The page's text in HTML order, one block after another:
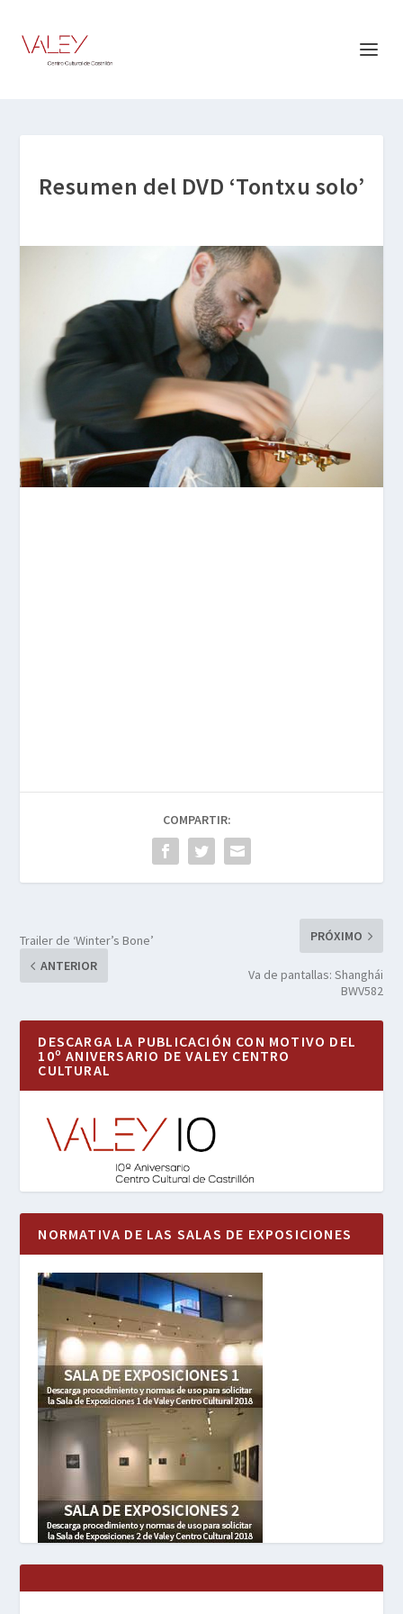
Resumen del DVD ‘Tontxu solo’
COMPARTIR:
Trailer de ‘Winter’s Bone’
ANTERIOR
PRÓXIMO
Va de pantallas: Shanghái
BWV582
DESCARGA LA PUBLICACIÓN CON MOTIVO DEL
10º ANIVERSARIO DE VALEY CENTRO
CULTURAL
NORMATIVA DE LAS SALAS DE EXPOSICIONES